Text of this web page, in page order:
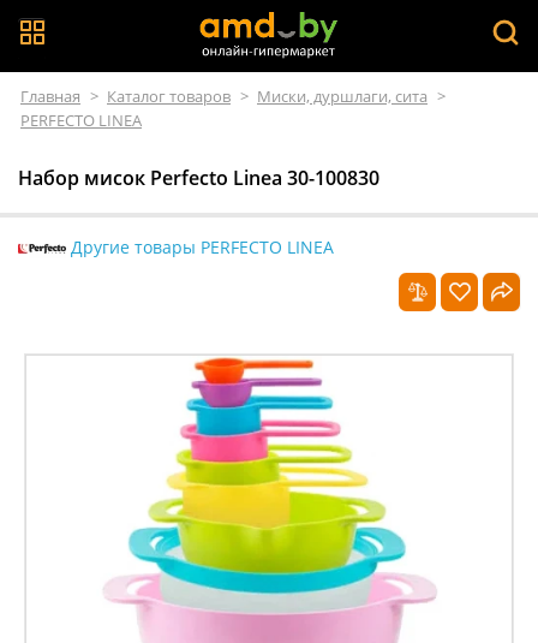
Главная > Каталог товаров > Миски, дуршлаги, сита >
PERFECTO LINEA
Набор мисок Perfecto Linea 30-100830
Другие товары PERFECTO LINEA